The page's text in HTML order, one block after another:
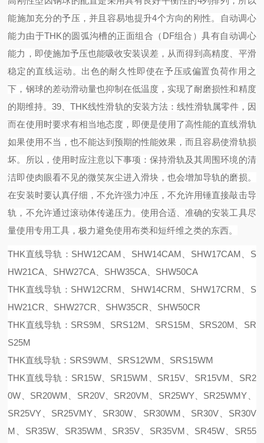
能施加充分的予压，并且容易地提升4个方向的刚性。
自动调心
能力由于THK的圆弧沟槽的正面组合（DF组合）具有自动调心
能力，即使施加予压也能吸收安装误差，从而得到高精度、平滑
稳定的直线运动。 出色的耐久性即使在予压或偏置负荷作用之
下，钢球的差动滑动量也抑制在低温度，实现了耐磨损性和精度
的期维持。39 、THK线性滑轨的安装方法： 线性滑轨属零件，因
而在使用时要求有相当地态度，即便是使用了高性能的直线滑轨
如果使用不当，也不能达到预期的性能效果，而且容易使滑轨损
坏。所以，使用时应注意以下事项：保持滑轨及其周围环境的清
洁即使肉眼看不见的微笑灰尘进入滑块，也会增加导轨的磨损。
在安装时要认真仔细，不允许强力冲压，不允许用锤直接敲击导
轨，不允许通过滚动体传递压力。使用合适、准确的安装工具尽
量使用专用工具，极力避免使用布类和短纤维之类的东西。
THK直线导轨：SHW12CAM、SHW14CAM、SHW17CAM、S
HW21CA、SHW27CA、SHW35CA、SHW50CA
THK直线导轨：SHW12CRM、SHW14CRM、SHW17CRM、S
HW21CR、SHW27CR、SHW35CR、SHW50CR
THK直线导轨：SRS9M、SRS12M、SRS15M、SRS20M、SR
S25M
THK直线导轨：SRS9WM、SRS12WM、SRS15WM
THK直线导轨：SR15W、SR15WM、SR15V、SR15VM、SR2
0W、SR20WM、SR20V、SR20VM、SR25WY、SR25WMY、
SR25VY、SR25VMY、SR30W、SR30WM、SR30V、SR30V
M、SR35W、SR35WM、SR35V、SR35VM、SR45W、SR55